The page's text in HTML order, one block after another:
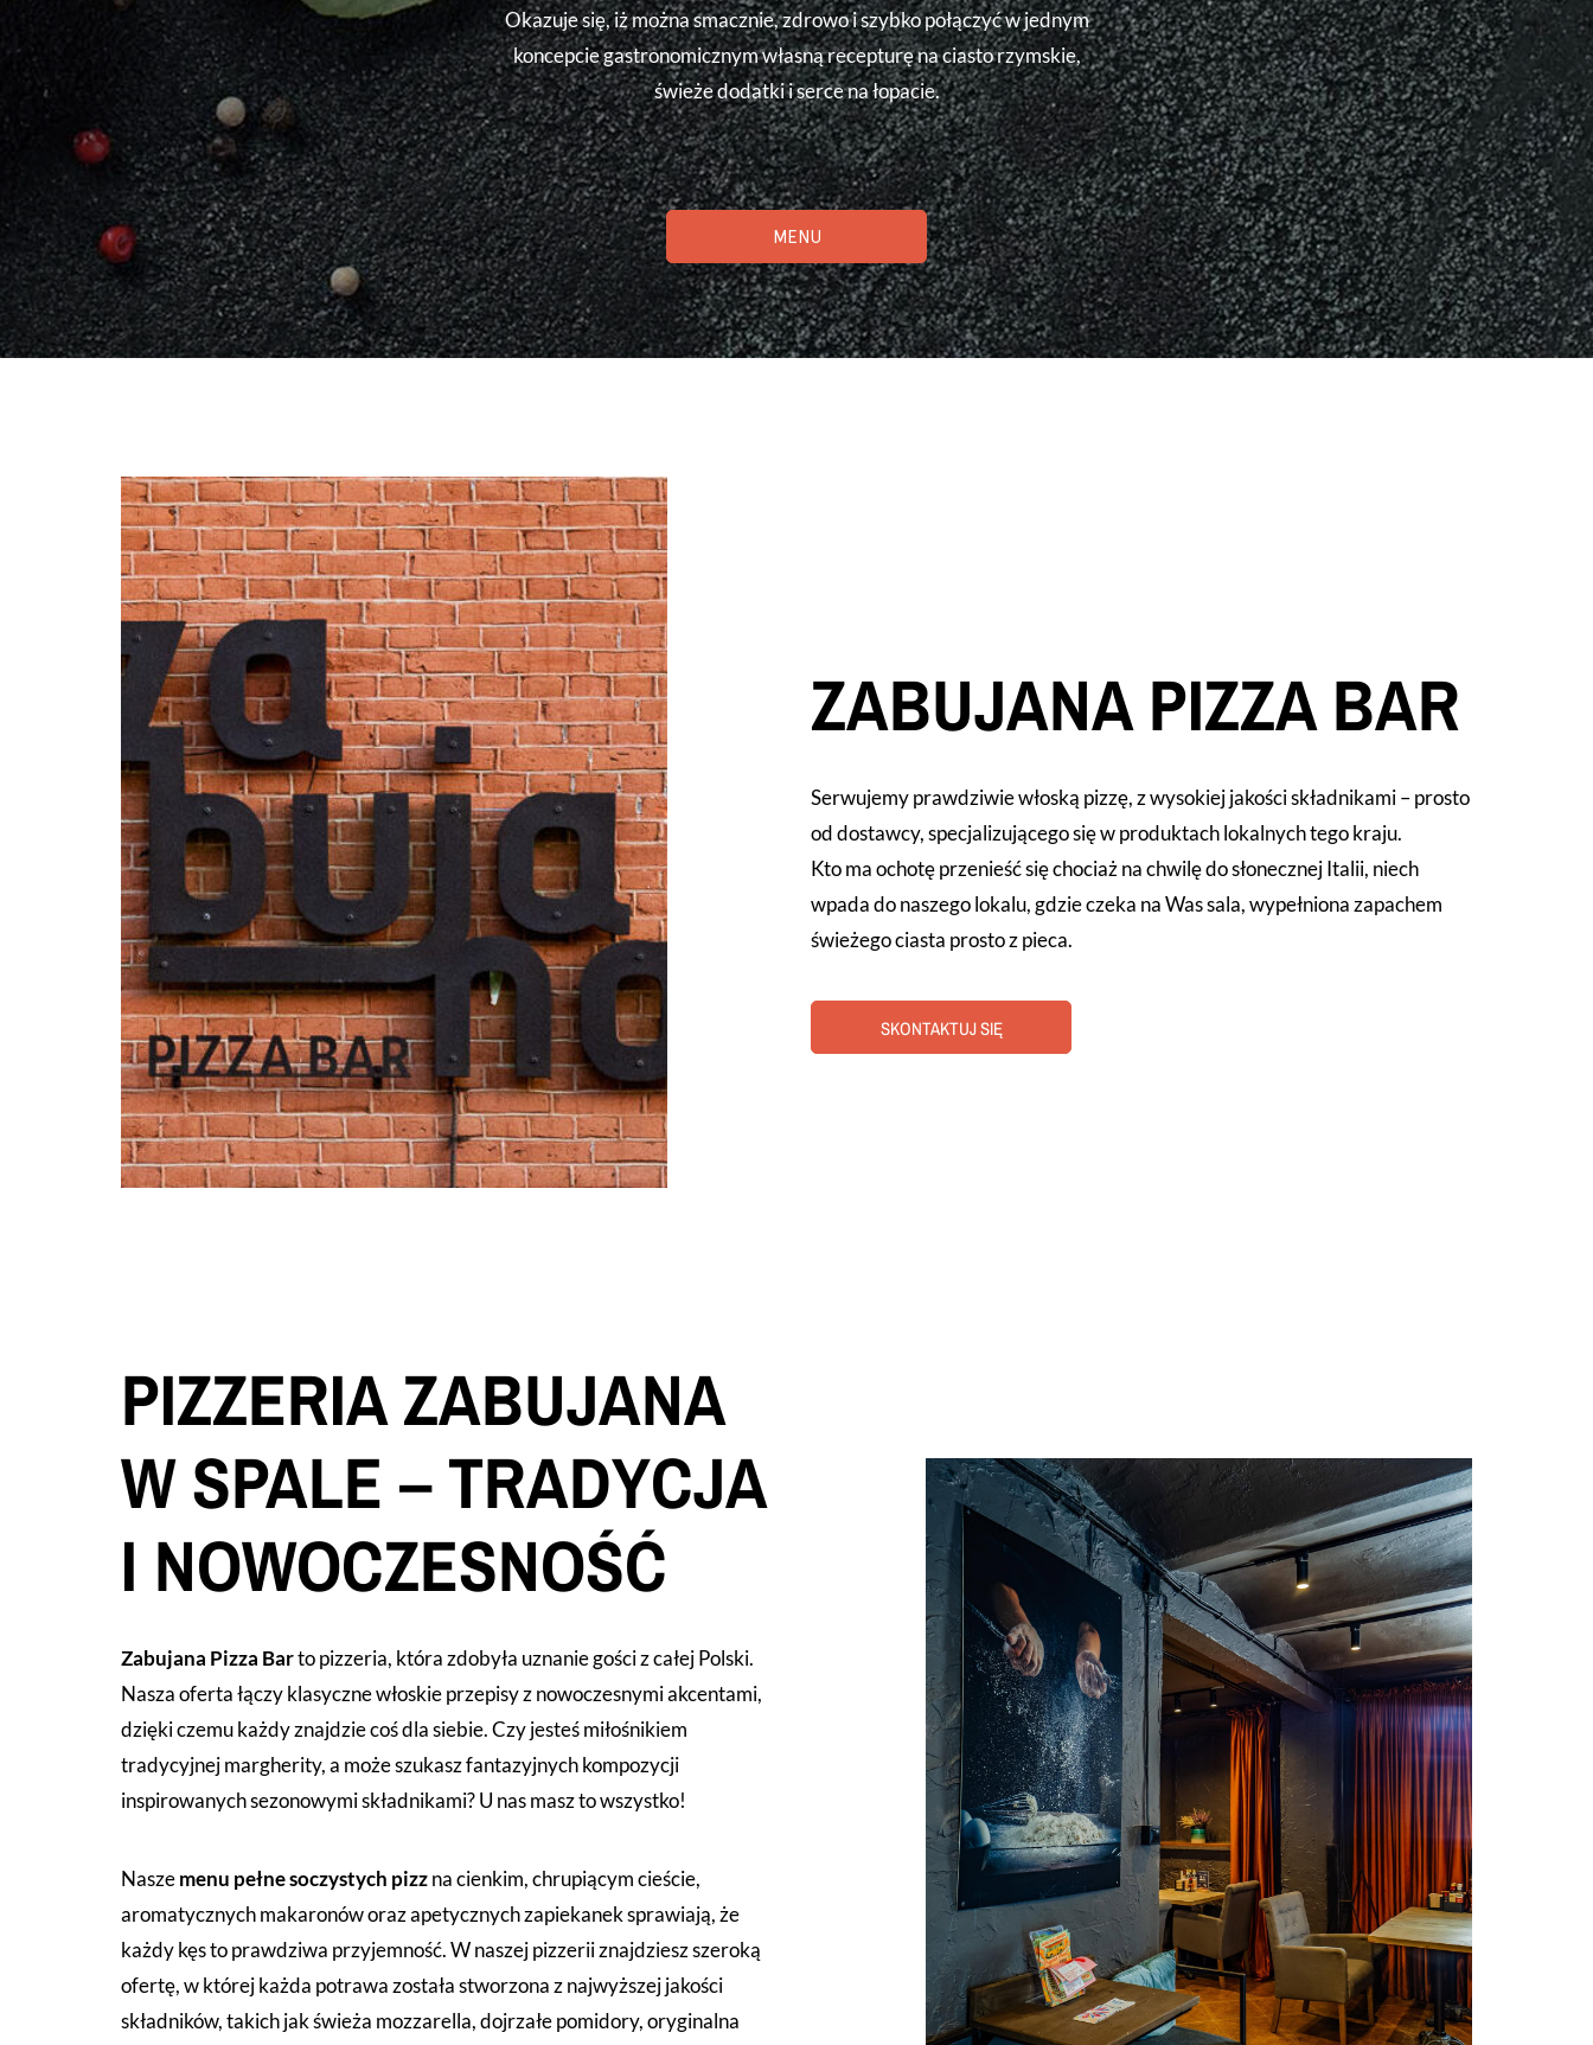
Okazuje się, iż można smacznie, zdrowo i szybko połączyć w jednym
koncepcie gastronomicznym własną recepturę na ciasto rzymskie,
świeże dodatki i serce na łopacie.
MENU
ZABUJANA PIZZA BAR
Serwujemy prawdziwie włoską pizzę, z wysokiej jakości składnikami – prosto
od dostawcy, specjalizującego się w produktach lokalnych tego kraju.
Kto ma ochotę przenieść się chociaż na chwilę do słonecznej Italii, niech
wpada do naszego lokalu, gdzie czeka na Was sala, wypełniona zapachem
świeżego ciasta prosto z pieca.
SKONTAKTUJ SIĘ
PIZZERIA ZABUJANA
W SPALE – TRADYCJA
I NOWOCZESNOŚĆ
Zabujana Pizza Barto pizzeria, która zdobyła uznanie gości z całej Polski.
Nasza oferta łączy klasyczne włoskie przepisy z nowoczesnymi akcentami,
dzięki czemu każdy znajdzie coś dla siebie. Czy jesteś miłośnikiem
tradycyjnej margherity, a może szukasz fantazyjnych kompozycji
inspirowanych sezonowymi składnikami? U nas masz to wszystko!
Naszemenu pełne soczystych pizzna cienkim, chrupiącym cieście,
aromatycznych makaronów oraz apetycznych zapiekanek sprawiają, że
każdy kęs to prawdziwa przyjemność. W naszej pizzerii znajdziesz szeroką
ofertę, w której każda potrawa została stworzona z najwyższej jakości
składników, takich jak świeża mozzarella, dojrzałe pomidory, oryginalna